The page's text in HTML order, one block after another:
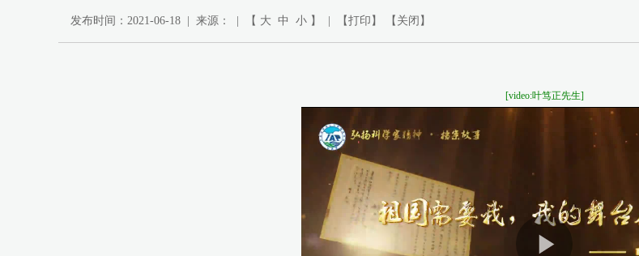
发布时间：2021-06-18 | 来源： | 【 大 中 小 】 | 【打印 】 【 关闭 】
[video:叶笃正先生]